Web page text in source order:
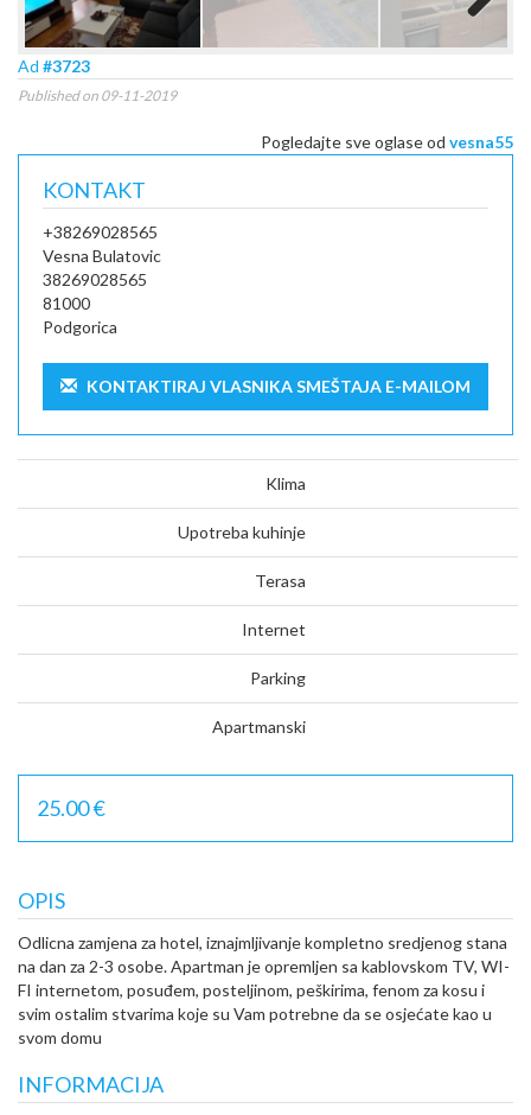
Next
Ad #3723
Published on 09-11-2019
Pogledajte sve oglase od vesna55
KONTAKT
+38269028565
Vesna Bulatovic
38269028565
81000
Podgorica
KONTAKTIRAJ VLASNIKA SMEŠTAJA E-MAILOM
Klima
Upotreba kuhinje
Terasa
Internet
Parking
Apartmanski
25.00 €
OPIS
Odlicna zamjena za hotel, iznajmljivanje kompletno sredjenog stana
na dan za 2-3 osobe. Apartman je opremljen sa kablovskom TV, WI-
FI internetom, posuđem, posteljinom, peškirima, fenom za kosu i
svim ostalim stvarima koje su Vam potrebne da se osjećate kao u
svom domu
INFORMACIJA